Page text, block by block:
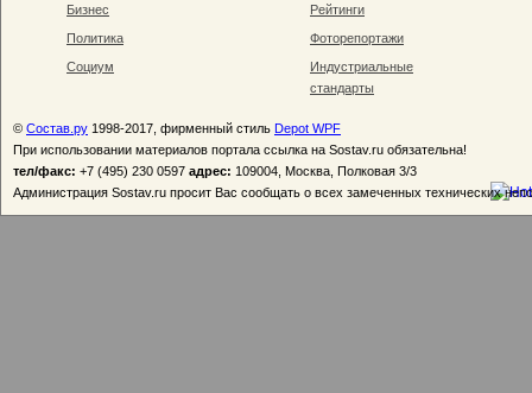
Бизнес
Политика
Социум
Рейтинги
Фоторепортажи
Индустриальные
стандарты
© Состав.ру 1998-2017, фирменный стиль Depot WPF
При использовании материалов портала ссылка на Sostav.ru обязательна!
тел/факс: +7 (495) 230 0597 адрес: 109004, Москва, Полковая 3/3
Администрация Sostav.ru просит Вас сообщать о всех замеченных технических